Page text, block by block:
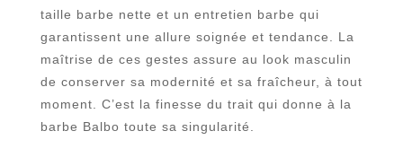
taille barbe nette et un entretien barbe qui
garantissent une allure soignée et tendance. La
maîtrise de ces gestes assure au look masculin
de conserver sa modernité et sa fraîcheur, à tout
moment. C’est la finesse du trait qui donne à la
barbe Balbo toute sa singularité.